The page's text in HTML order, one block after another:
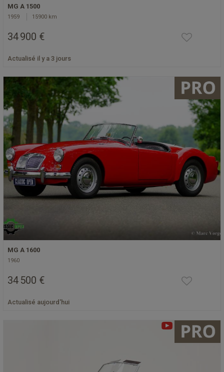
MG A 1500
1959 15900 km
34 900 €
Actualisé il y a 3 jours
MG A 1600
1960
34 500 €
Actualisé aujourd'hui